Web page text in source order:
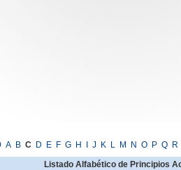
A B C D E F G H J K L M N O P Q
R
Listado Alfabético de Principios